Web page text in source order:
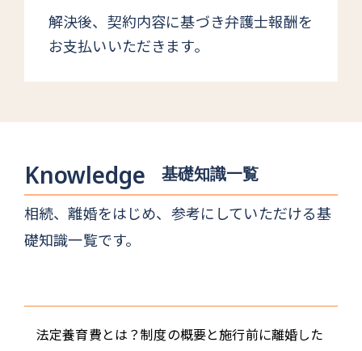
解決後、契約内容に基づき弁護士報酬を
お支払いいただきます。
Knowledge 基礎知識一覧
相続、離婚をはじめ、参考にしていただける基
礎知識一覧です。
法定養育費とは？制度の概要と施行前に離婚した